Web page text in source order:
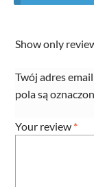
Show only
Twój adres
pola są
Your review *